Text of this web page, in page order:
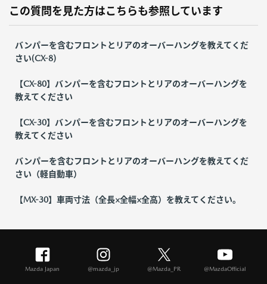
この質問を見た方はこちらも参照しています
バンパーを含むフロントとリアのオーバーハングを教えてくだ
さい(CX-8)
【CX-80】バンパーを含むフロントとリアのオーバーハングを
教えてください
【CX-30】バンパーを含むフロントとリアのオーバーハングを
教えてください
バンパーを含むフロントとリアのオーバーハングを教えてくだ
さい（軽自動車）
【MX-30】車両寸法（全長×全幅×全高）を教えてください。
Mazda Japan @mazda_jp @Mazda_PR @MazdaOfficial